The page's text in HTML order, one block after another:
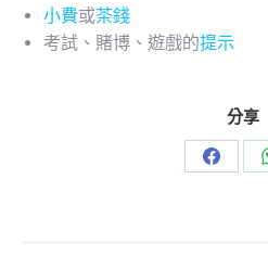
小費或茶錢
考試、賭博、遊戲的提示
分享